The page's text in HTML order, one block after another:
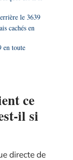
le 3639
cachés en
en toute
ce
il si
directe de